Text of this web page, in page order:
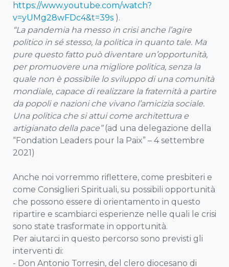
https://www.youtube.com/watch?
v=yUMg28wFDc4&t=39s ).
“La pandemia ha messo in crisi anche l’agire
politico in sé stesso, la politica in quanto tale. Ma
pure questo fatto può diventare un’opportunità,
per promuovere una migliore politica, senza la
quale non è possibile lo sviluppo di una comunità
mondiale, capace di realizzare la fraternità a partire
da popoli e nazioni che vivano l’amicizia sociale.
Una politica che si attui come architettura e
artigianato della pace” (ad una delegazione della
“Fondation Leaders pour la Paix” – 4 settembre
2021)
Anche noi vorremmo riflettere, come presbiteri e
come Consiglieri Spirituali, su possibili opportunità
che possono essere di orientamento in questo
ripartire e scambiarci esperienze nelle quali le crisi
sono state trasformate in opportunità.
Per aiutarci in questo percorso sono previsti gli
interventi di:
- Don Antonio Torresin, del clero diocesano di